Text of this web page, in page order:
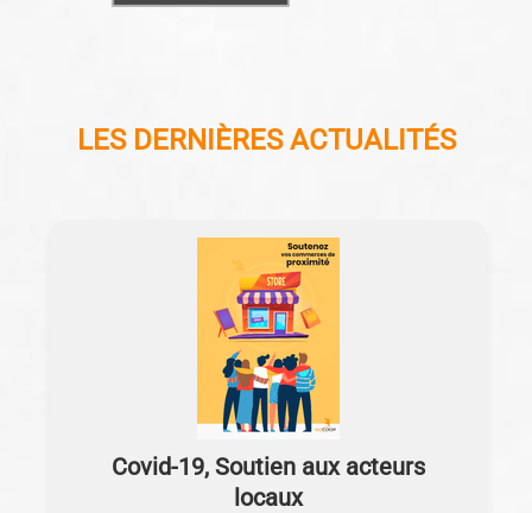
LES DERNIÈRES ACTUALITÉS
Covid-19, Soutien aux acteurs
locaux